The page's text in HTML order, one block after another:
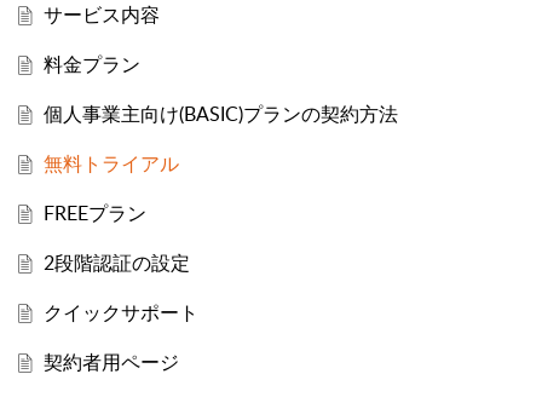
サービス内容
料金プラン
個人事業主向け(BASIC)プランの契約方法
無料トライアル
FREEプラン
2段階認証の設定
クイックサポート
契約者用ページ